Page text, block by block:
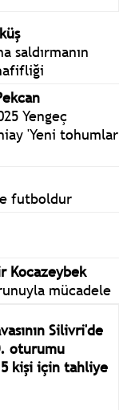
saldırmanın
Yengeç
'Yeni tohumlar
futboldur
Kocazeybek
mücadele
Silivri'de
oturumu
kişi için tahliye